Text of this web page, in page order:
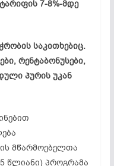
7-8%-მდე
საკითხებიც.
რენტაბონუსები,
პურის უკან
მწარმოებელთა
წლიანი) პროგრამა